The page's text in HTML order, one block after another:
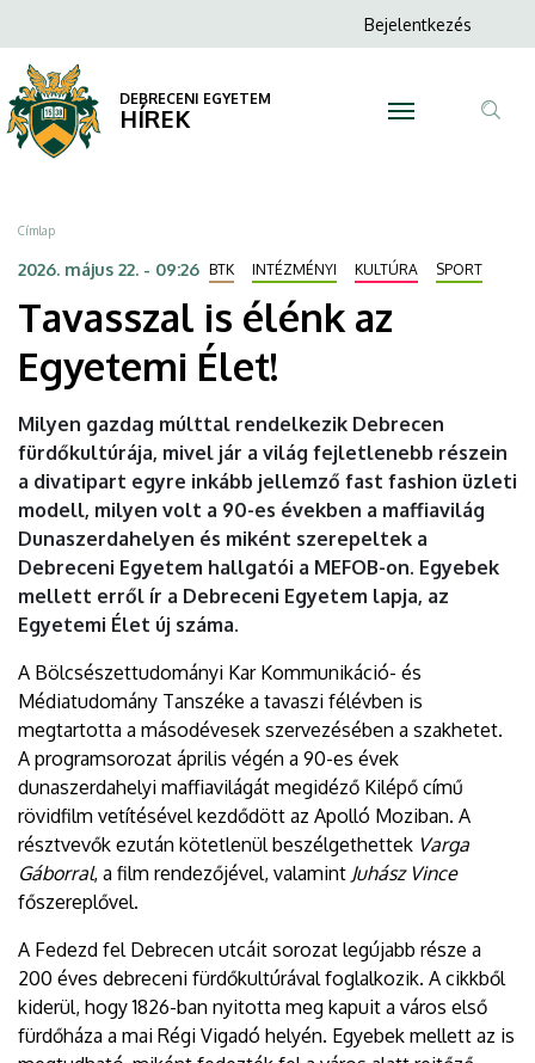
is
élénk
Egyetemi
Élet!
DEBRECENI
EGYETEM
a
tartalomra
Anonim
menüje
Bejelentkezés
DEBRECENI EGYETEM
HÍREK
Morzsa
Címlap
2026. május 22. - 09:26 BTK INTÉZMÉNYI KULTÚRA SPORT
Tavasszal is élénk az
Egyetemi Élet!
Milyen gazdag múlttal rendelkezik Debrecen
fürdőkultúrája, mivel jár a világ fejletlenebb részein
a divatipart egyre inkább jellemző fast fashion üzleti
modell, milyen volt a 90-es években a maffiavilág
Dunaszerdahelyen és miként szerepeltek a
Debreceni Egyetem hallgatói a MEFOB-on. Egyebek
mellett erről ír a Debreceni Egyetem lapja, az
Egyetemi Élet új száma.
A Bölcsészettudományi Kar Kommunikáció- és
Médiatudomány Tanszéke a tavaszi félévben is
megtartotta a másodévesek szervezésében a szakhetet.
A programsorozat április végén a 90-es évek
dunaszerdahelyi maffiavilágát megidéző Kilépő című
rövidfilm vetítésével kezdődött az Apolló Moziban. A
résztvevők ezután kötetlenül beszélgethettek Varga
Gáborral, a film rendezőjével, valamint Juhász Vince
főszereplővel.
A Fedezd fel Debrecen utcáit sorozat legújabb része a
200 éves debreceni fürdőkultúrával foglalkozik. A cikkből
kiderül, hogy 1826-ban nyitotta meg kapuit a város első
fürdőháza a mai Régi Vigadó helyén. Egyebek mellett az is